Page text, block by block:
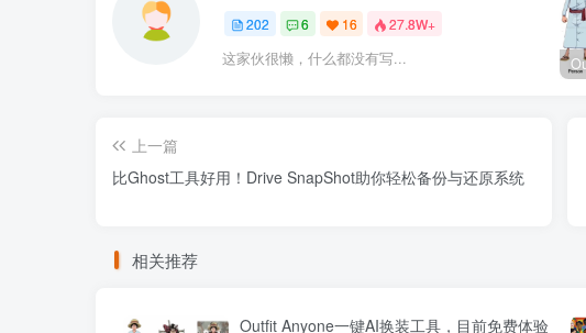
202 6 16 27.8W+
这家伙很懒，什么都没有写...
上一篇
比Ghost工具好用！Drive SnapShot助你轻松备份与还原系统
相关推荐
Outfit Anyone一键AI换装工具，目前免费体验